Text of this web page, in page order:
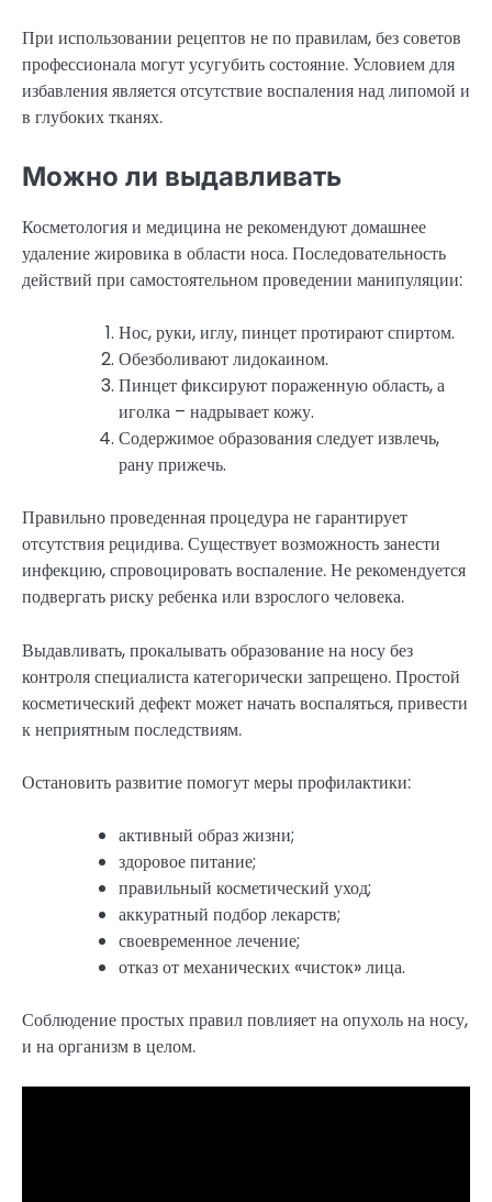
При использовании рецептов не по правилам, без советов
профессионала могут усугубить состояние. Условием для
избавления является отсутствие воспаления над липомой и
в глубоких тканях.
Можно ли выдавливать
Косметология и медицина не рекомендуют домашнее
удаление жировика в области носа. Последовательность
действий при самостоятельном проведении манипуляции:
Нос, руки, иглу, пинцет протирают спиртом.
Обезболивают лидокаином.
Пинцет фиксируют пораженную область, а
иголка – надрывает кожу.
Содержимое образования следует извлечь,
рану прижечь.
Правильно проведенная процедура не гарантирует
отсутствия рецидива. Существует возможность занести
инфекцию, спровоцировать воспаление. Не рекомендуется
подвергать риску ребенка или взрослого человека.
Выдавливать, прокалывать образование на носу без
контроля специалиста категорически запрещено. Простой
косметический дефект может начать воспаляться, привести
к неприятным последствиям.
Остановить развитие помогут меры профилактики:
активный образ жизни;
здоровое питание;
правильный косметический уход;
аккуратный подбор лекарств;
своевременное лечение;
отказ от механических «чисток» лица.
Соблюдение простых правил повлияет на опухоль на носу,
и на организм в целом.